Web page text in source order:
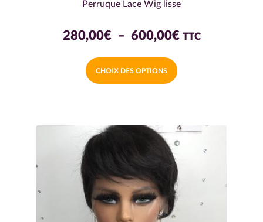
Perruque Lace Wig lisse
280,00€ – 600,00€Plage
600,00€
TTC
CHOIX DES OPTIONS
Ce
produit
options
peuvent
être
choisies